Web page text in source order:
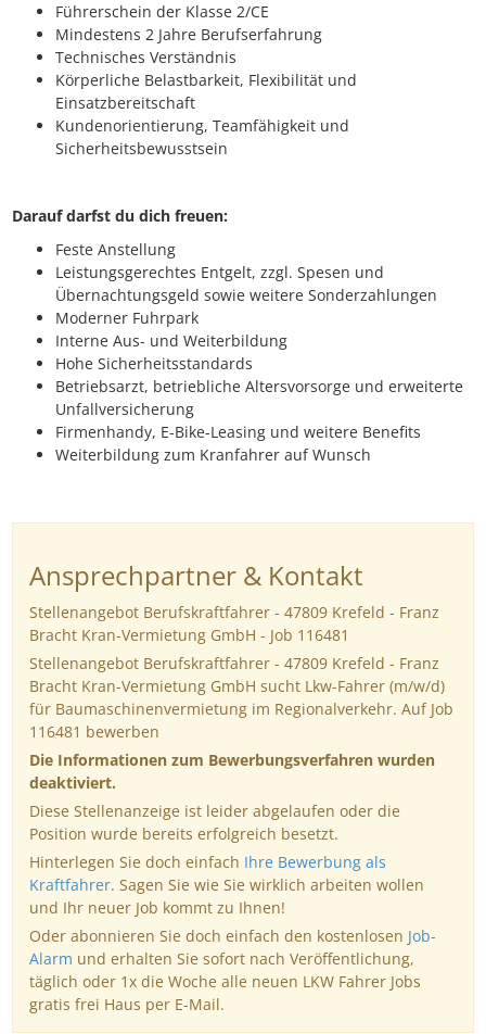
Führerschein der Klasse 2/CE
Mindestens 2 Jahre Berufserfahrung
Technisches Verständnis
Körperliche Belastbarkeit, Flexibilität und
Einsatzbereitschaft
Kundenorientierung, Teamfähigkeit und
Sicherheitsbewusstsein
Darauf darfst du dich freuen:
Feste Anstellung
Leistungsgerechtes Entgelt, zzgl. Spesen und
Übernachtungsgeld sowie weitere Sonderzahlungen
Moderner Fuhrpark
Interne Aus- und Weiterbildung
Hohe Sicherheitsstandards
Betriebsarzt, betriebliche Altersvorsorge und erweiterte
Unfallversicherung
Firmenhandy, E-Bike-Leasing und weitere Benefits
Weiterbildung zum Kranfahrer auf Wunsch
Ansprechpartner & Kontakt
Stellenangebot Berufskraftfahrer - 47809 Krefeld - Franz
Bracht Kran-Vermietung GmbH - Job 116481
Stellenangebot Berufskraftfahrer - 47809 Krefeld - Franz
Bracht Kran-Vermietung GmbH sucht Lkw-Fahrer (m/w/d)
für Baumaschinenvermietung im Regionalverkehr. Auf Job
116481 bewerben
Die Informationen zum Bewerbungsverfahren wurden
deaktiviert.
Diese Stellenanzeige ist leider abgelaufen oder die
Position wurde bereits erfolgreich besetzt.
Hinterlegen Sie doch einfach Ihre Bewerbung als
Kraftfahrer. Sagen Sie wie Sie wirklich arbeiten wollen
und Ihr neuer Job kommt zu Ihnen!
Oder abonnieren Sie doch einfach den kostenlosen Job-
Alarm und erhalten Sie sofort nach Veröffentlichung,
täglich oder 1x die Woche alle neuen LKW Fahrer Jobs
gratis frei Haus per E-Mail.